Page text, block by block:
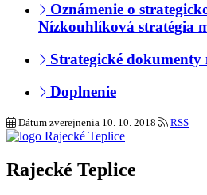
Oznámenie o
Nízkouhlíková stratégia
Strategické dokumenty
Doplnenie
Dátum zverejnenia 10. 10. 2018 RSS
Rajecké Teplice